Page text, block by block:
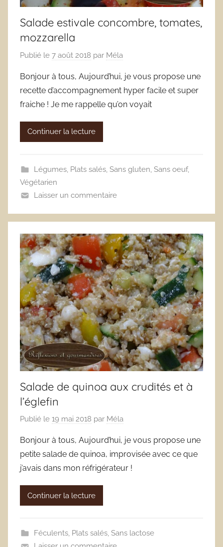
Salade estivale concombre, tomates,
mozzarella
Publié le 7 août 2018 par Méla
Bonjour à tous, Aujourd’hui, je vous propose une
recette d’accompagnement hyper facile et super
fraiche ! Je me rappelle qu’on voyait
Continuer la lecture
Légumes, Plats salés, Sans gluten Sans oeuf,
Végétarien
Laisser un commentaire
Salade de quinoa aux crudités et à
l’églefin
Publié le 19 mai 2018 par Méla
Bonjour à tous, Aujourd’hui, je vous propose une
petite salade de quinoa, improvisée avec ce que
j’avais dans mon réfrigérateur !
Continuer la lecture
Féculents, Plats salés, Sans lactose